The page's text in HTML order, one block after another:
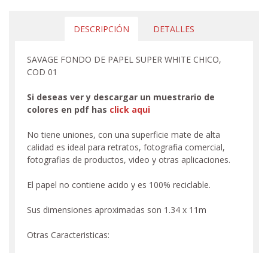
DESCRIPCIÓN DETALLES
SAVAGE FONDO DE PAPEL SUPER WHITE CHICO,
COD 01
Si deseas ver y descargar un muestrario de
colores en pdf has click aqui
No tiene uniones, con una superficie mate de alta
calidad es ideal para retratos, fotografia comercial,
fotografias de productos, video y otras aplicaciones.
El papel no contiene acido y es 100% reciclable.
Sus dimensiones aproximadas son 1.34 x 11m
Otras Caracteristicas: